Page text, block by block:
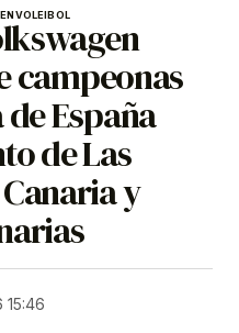
VOLEIBOL
campeonas
España
de Las
y
15:46